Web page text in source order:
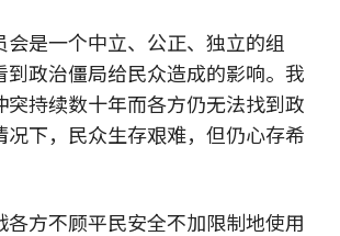
会是一个中立、公正、独立的组
到政治僵局给民众造成的影响。我
突持续数十年而各方仍无法找到政
况下，民众生存艰难，但仍心存希
各方不顾平民安全不加限制地使用